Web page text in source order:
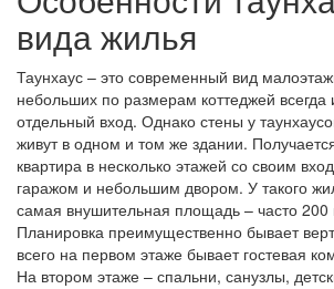
вида жилья
Таунхаус – это современный вид
небольших по размерам коттеджей всегда
отдельный вход. Однако стены у
живут в одном и том же здании.
квартира в несколько этажей со своим
гаражом и небольшим двором. У такого
самая внушительная площадь – часто 200
Планировка преимущественно бывает
всего на первом этаже бывает гостевая
На втором этаже – спальни, санузлы,